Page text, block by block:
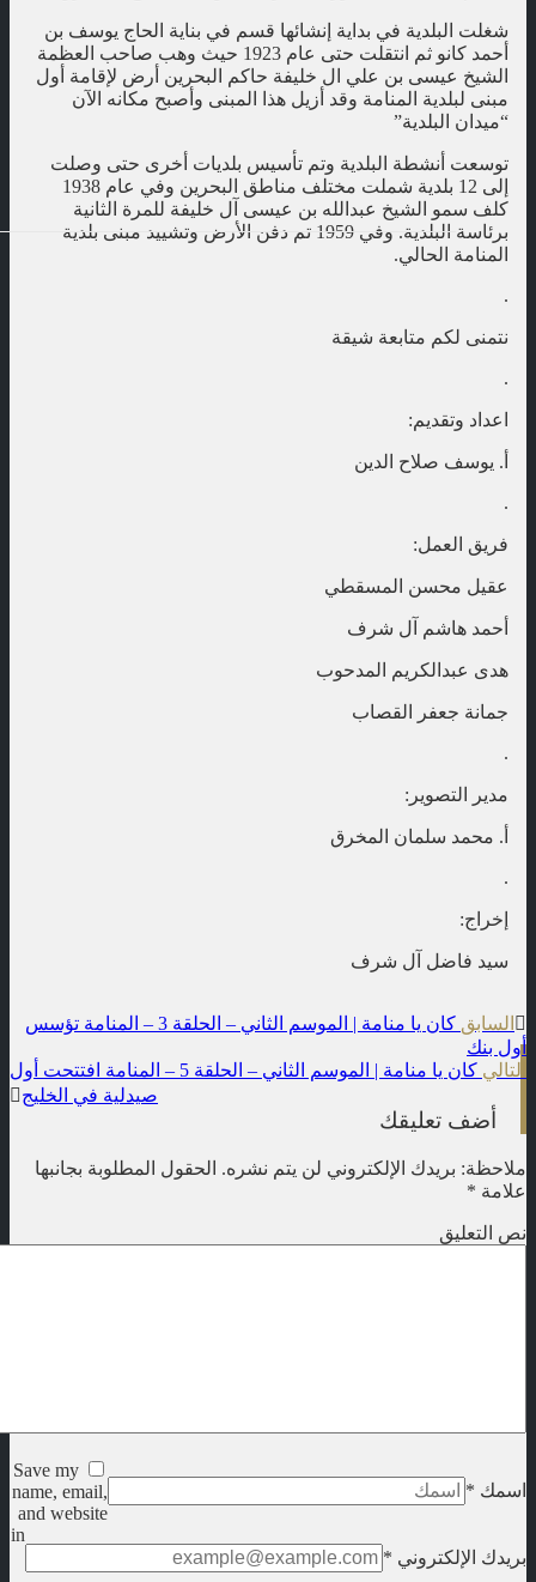
شغلت البلدية في بداية إنشائها قسم في بناية الحاج يوسف بن
أحمد كانو ثم انتقلت حتى عام 1923 حيث وهب صاحب العظمة
الشيخ عيسى بن علي ال خليفة حاكم البحرين أرض لإقامة أول
مبنى لبلدية المنامة وقد أزيل هذا المبنى وأصبح مكانه الآن
“ميدان البلدية”
توسعت أنشطة البلدية وتم تأسيس بلديات أخرى حتى وصلت
إلى 12 بلدية شملت مختلف مناطق البحرين وفي عام 1938
كلف سمو الشيخ عبدالله بن عيسى آل خليفة للمرة الثانية
برئاسة البلدية. وفي 1959 تم دفن الأرض وتشييد مبنى بلدية
المنامة الحالي.
.
نتمنى لكم متابعة شيقة
.
اعداد وتقديم:
أ. يوسف صلاح الدين
.
فريق العمل:
عقيل محسن المسقطي
أحمد هاشم آل شرف
هدى عبدالكريم المدحوب
جمانة جعفر القصاب
.
مدير التصوير:
أ. محمد سلمان المخرق
.
إخراج:
سيد فاضل آل شرف
السابق
كان يا منامة | الموسم الثاني – الحلقة 3 – المنامة تؤسس
أول بنك
التالي
كان يا منامة | الموسم الثاني – الحلقة 5 – المنامة افتتحت أول
صيدلية في الخليج
أضف تعليقك
ملاحظة: بريدك الإلكتروني لن يتم نشره. الحقول المطلوبة بجانبها
علامة *
نص التعليق
اسمك *
بريدك الإلكتروني *
Save my
name, email,
and website
in